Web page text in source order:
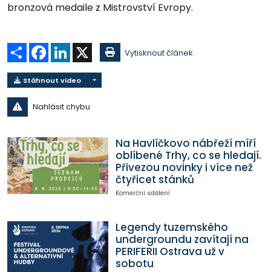
bronzová medaile z Mistrovství Evropy.
Sdílet Facebook
LinkedIn Vytisknout článek
Stáhnout video
Nahlásit chybu
Na Havlíčkovo nábřeží míří
oblíbené Trhy, co se hledají.
Přivezou novinky i více než
čtyřicet stánků
Komerční sdělení
Legendy tuzemského
undergroundu zavítají na
PERIFERII Ostrava už v
sobotu